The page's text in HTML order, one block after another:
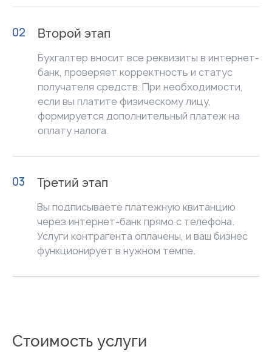
02 Второй этап
Бухгалтер вносит все реквизиты в интернет-
банк, проверяет корректность и статус
получателя средств. При необходимости,
если вы платите физическому лицу,
формируется дополнительный платеж на
оплату налога.
03 Третий этап
Вы подписываете платежную квитанцию
через интернет-банк прямо с телефона.
Услуги контрагента оплачены, и ваш бизнес
функционирует в нужном темпе.
Стоимость услуги